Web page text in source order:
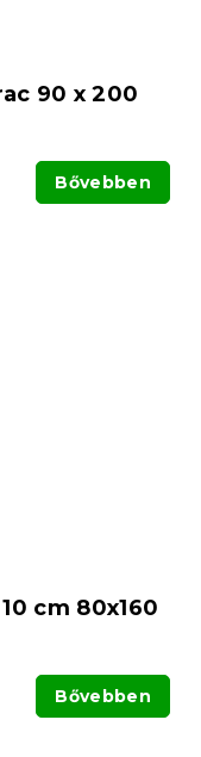
90 x 200
Bővebben
cm 80x160
Bővebben